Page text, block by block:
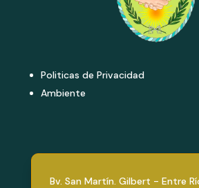
Politicas de Privacidad
Ambiente
Bv. San Martín. Gilbert - Entre